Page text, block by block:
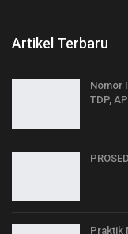
Artikel Terbaru
Nomor
TDP,
Praktik